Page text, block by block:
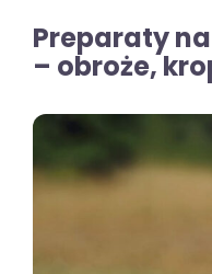
Preparaty
– obroże,